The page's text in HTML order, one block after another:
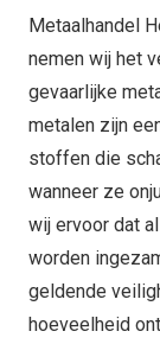
Metaalhandel
nemen wij het
gevaarlijke
metalen zijn
stoffen die
wanneer ze
wij ervoor dat
worden
geldende
hoeveelheid